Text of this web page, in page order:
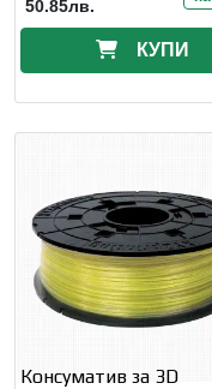
50.85лв.
КУПИ
Консуматив за 3D